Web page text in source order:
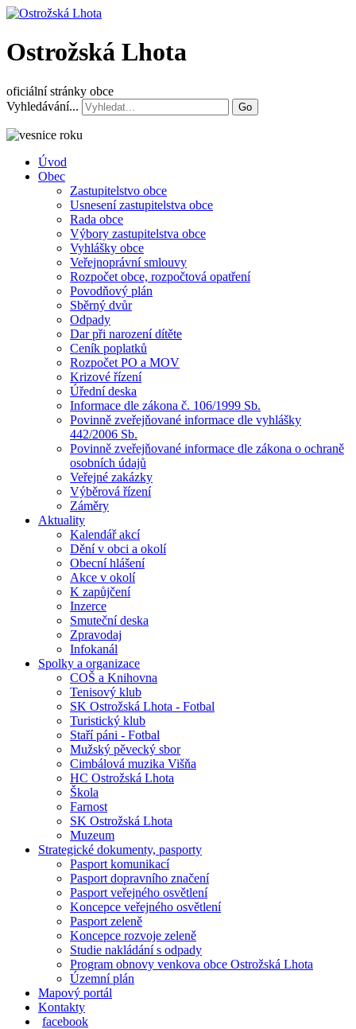
Ostrožská Lhota
oficiální stránky obce
Vyhledávání...
Go
Úvod
Obec
Zastupitelstvo obce
Usnesení zastupitelstva obce
Rada obce
Výbory zastupitelstva obce
Vyhlášky obce
Veřejnoprávní smlouvy
Rozpočet obce, rozpočtová opatření
Povodňový plán
Sběrný dvůr
Odpady
Dar při narození dítěte
Ceník poplatků
Rozpočet PO a MOV
Krizové řízení
Úřední deska
Informace dle zákona č. 106/1999 Sb.
Povinně zveřejňované informace dle vyhlášky
442/2006 Sb.
Povinně zveřejňované informace dle zákona o ochraně
osobních údajů
Veřejné zakázky
Výběrová řízení
Záměry
Aktuality
Kalendář akcí
Dění v obci a okolí
Obecní hlášení
Akce v okolí
K zapůjčení
Inzerce
Smuteční deska
Zpravodaj
Infokanál
Spolky a organizace
COŠ a Knihovna
Tenisový klub
SK Ostrožská Lhota - Fotbal
Turistický klub
Staří páni - Fotbal
Mužský pěvecký sbor
Cimbálová muzika Višňa
HC Ostrožská Lhota
Škola
Farnost
SK Ostrožská Lhota
Muzeum
Strategické dokumenty, pasporty
Pasport komunikací
Pasport dopravního značení
Pasport veřejného osvětlení
Koncepce veřejného osvětlení
Pasport zeleně
Koncepce rozvoje zeleně
Studie nakládání s odpady
Program obnovy venkova obce Ostrožská Lhota
Územní plán
Mapový portál
Kontakty
facebook